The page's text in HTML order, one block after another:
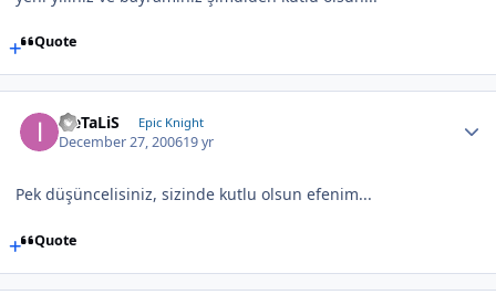
Quote
iLeTaLiS Epic Knight
December 27, 200619 yr
Pek düşüncelisiniz, sizinde kutlu olsun efenim...
Quote